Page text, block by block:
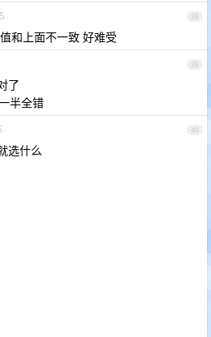
38
和上面不一致 好难受
39
了
半全错
40
选什么